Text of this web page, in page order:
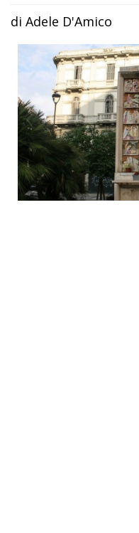
di Adele D'Amico